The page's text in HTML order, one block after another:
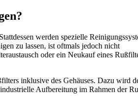
werden spezielle
zu lassen, ist oftmals jedoch nicht
oder ein Neukauf eines
inklusive des Gehäuses. Dazu wird
Aufbereitung im Rahmen der